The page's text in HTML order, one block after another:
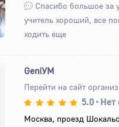
Спасибо большое за
учитель хороший, все
ходить еще
GeniУМ
Перейти на сайт
5.0 • Нет
Москва, проезд